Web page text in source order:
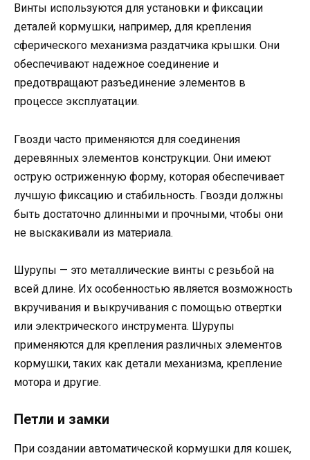
Винты используются для установки и фиксации
деталей кормушки, например, для крепления
сферического механизма раздатчика крышки. Они
обеспечивают надежное соединение и
предотвращают разъединение элементов в
процессе эксплуатации.
Гвозди часто применяются для соединения
деревянных элементов конструкции. Они имеют
острую остриженную форму, которая обеспечивает
лучшую фиксацию и стабильность. Гвозди должны
быть достаточно длинными и прочными, чтобы они
не выскакивали из материала.
Шурупы — это металлические винты с резьбой на
всей длине. Их особенностью является возможность
вкручивания и выкручивания с помощью отвертки
или электрического инструмента. Шурупы
применяются для крепления различных элементов
кормушки, таких как детали механизма, крепление
мотора и другие.
Петли и замки
При создании автоматической кормушки для кошек,